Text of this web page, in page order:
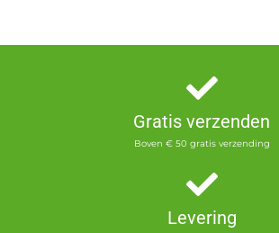
Gratis verzenden
Boven € 50 gratis verzending
Levering